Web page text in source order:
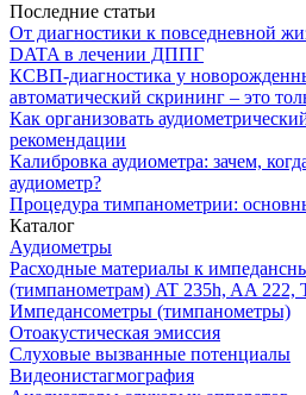
Последние статьи
От диагностики к повседневной
DATA в лечении ДППГ
КСВП-диагностика у
автоматический скрининг – это
Как организовать
рекомендации
Калибровка аудиометра: зачем,
аудиометр?
Процедура тимпанометрии:
Каталог
Аудиометры
Расходные материалы к
(тимпанометрам) AT 235h, AA 222,
Импедансометры (тимпанометры)
Отоакустическая эмиссия
Cлуховые вызванные потенциалы
Видеонистагмография